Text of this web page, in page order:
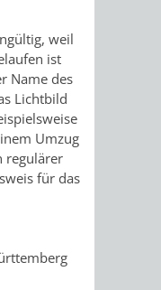
RATHAUS
AMT
weil
ist
Name des
Lichtbild
Umzug
regulärer
für das